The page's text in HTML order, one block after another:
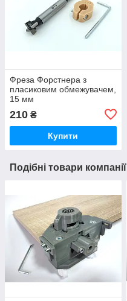
Фреза Форстнера з
пласиковим обмежувачем,
15 мм
210 ₴
Купити
Подібні товари компанії